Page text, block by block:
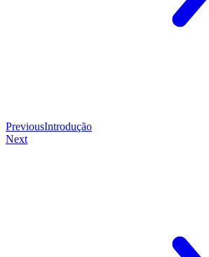
PreviousIntrodução
Next